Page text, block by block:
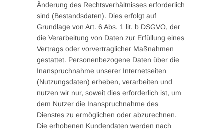
Änderung des Rechtsverhältnisses erforderlich
sind (Bestandsdaten). Dies erfolgt auf
Grundlage von Art. 6 Abs. 1 lit. b DSGVO, der
die Verarbeitung von Daten zur Erfüllung eines
Vertrags oder vorvertraglicher Maßnahmen
gestattet. Personenbezogene Daten über die
Inanspruchnahme unserer Internetseiten
(Nutzungsdaten) erheben, verarbeiten und
nutzen wir nur, soweit dies erforderlich ist, um
dem Nutzer die Inanspruchnahme des
Dienstes zu ermöglichen oder abzurechnen.
Die erhobenen Kundendaten werden nach